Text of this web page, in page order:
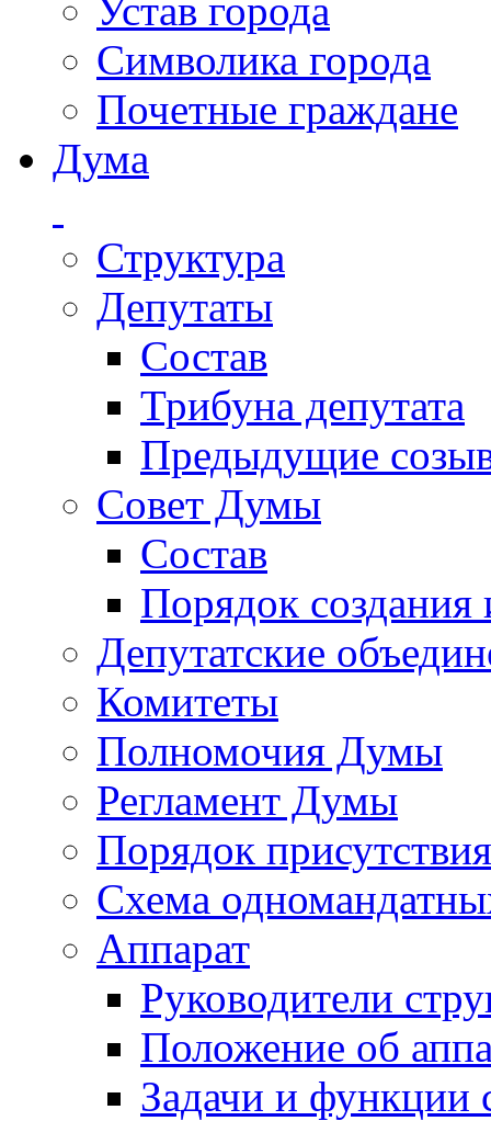
Устав города
Символика города
Почетные граждане
Дума
Структура
Депутаты
Состав
Трибуна депутата
Предыдущие
Совет Думы
Состав
Порядок создания
Депутатские
Комитеты
Полномочия Думы
Регламент Думы
Порядок
Схема
Аппарат
Руководители
Положение об
Задачи и функции